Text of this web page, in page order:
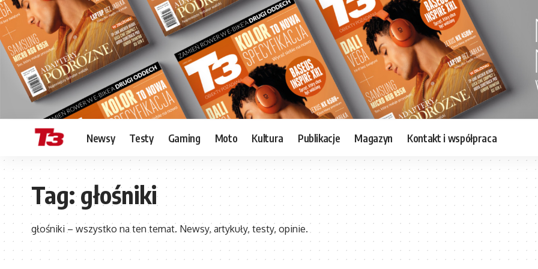
Newsy Testy Gaming Moto Kultura Publikacje Magazyn Kontakt i współpraca
Tag:głośniki
głośniki – wszystko na ten temat. Newsy, artykuły, testy, opinie.